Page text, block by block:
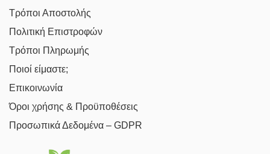
Τρόποι Αποστολής
Πολιτική Επιστροφών
Τρόποι Πληρωμής
Ποιοί είμαστε;
Επικοινωνία
Όροι χρήσης & Προϋποθέσεις
Προσωπικά Δεδομένα – GDPR